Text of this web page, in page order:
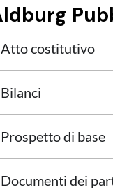
Atto costitutivo
Bilanci
Prospetto di base
Documenti dei